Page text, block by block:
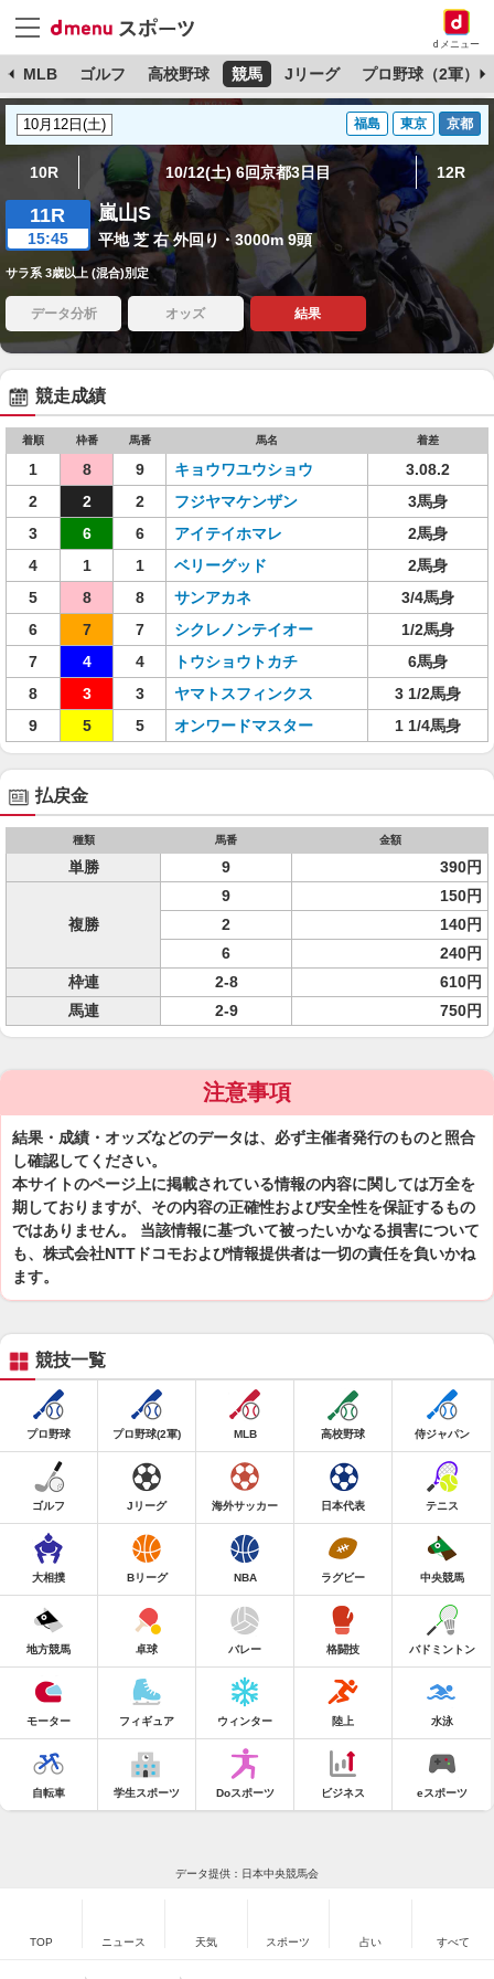
dメニュー
MLB ゴルフ 高校野球 競馬 Jリーグ プロ野球（2軍）
福島 東京 京都
10R 10/12(土) 6回京都3日目 12R
11R
15:45
嵐山S
平地 芝 右 外回り・3000m 9頭
サラ系 3歳以上 (混合)別定
データ分析 オッズ 結果
競走成績
着順 枠番 馬番 馬名 着差
1 8 9 キョウワユウショウ
3.08.2
2
2 2 フジヤマケンザン
3馬身
3
6 6 アイテイホマレ
2馬身
4
1 1 ベリーグッド
2馬身
5
8 8 サンアカネ
3/4馬身
6
7 7 シクレノンテイオー
1/2馬身
7
4 4 トウショウトカチ
6馬身
8
3 3 ヤマトスフィンクス
3 1/2馬身
9
5 5 オンワードマスター 1 1/4馬身
払戻金
種類 馬番 金額
単勝 9 390円
複勝
9
150円
2
140円
6
240円
枠連
2-8
610円
馬連
2-9 750円
注意事項
結果・成績・オッズなどのデータは、必ず主催者発行のものと照合
し確認してください。
本サイトのページ上に掲載されている情報の内容に関しては万全を
期しておりますが、その内容の正確性および安全性を保証するもの
ではありません。 当該情報に基づいて被ったいかなる損害について
も、株式会社NTTドコモおよび情報提供者は一切の責任を負いかね
ます。
競技一覧
プロ野球 プロ野球(2軍) MLB 高校野球 侍ジャパン
ゴルフ Jリーグ 海外サッカー 日本代表 テニス
大相撲 Bリーグ NBA ラグビー 中央競馬
地方競馬 卓球 バレー 格闘技 バドミントン
モーター フィギュア ウィンター 陸上 水泳
自転車 学生スポーツ Doスポーツ ビジネス eスポーツ
データ提供：日本中央競馬会
TOP ニュース 天気 スポーツ 占い すべて